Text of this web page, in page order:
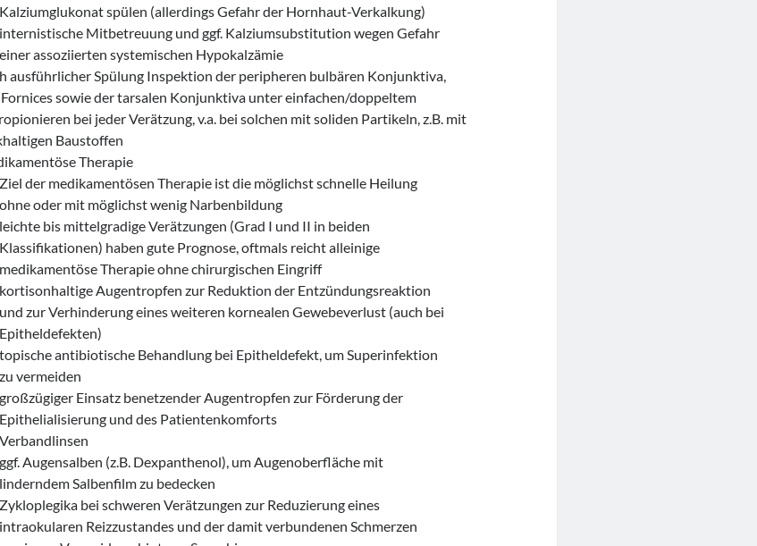
Kalziumglukonat spülen (allerdings Gefahr der Hornhaut-Verkalkung)
internistische Mitbetreuung und ggf. Kalziumsubstitution wegen Gefahr
einer assoziierten systemischen Hypokalzämie
ausführlicher Spülung Inspektion der peripheren bulbären Konjunktiva,
sowie der tarsalen Konjunktiva unter einfachen/doppeltem
bei jeder Verätzung, v.a. bei solchen mit soliden Partikeln, z.B. mit
Baustoffen
Therapie
Ziel der medikamentösen Therapie ist die möglichst schnelle Heilung
ohne oder mit möglichst wenig Narbenbildung
leichte bis mittelgradige Verätzungen (Grad I und II in beiden
Klassifikationen) haben gute Prognose, oftmals reicht alleinige
medikamentöse Therapie ohne chirurgischen Eingriff
kortisonhaltige Augentropfen zur Reduktion der Entzündungsreaktion
und zur Verhinderung eines weiteren kornealen Gewebeverlust (auch bei
Epitheldefekten)
topische antibiotische Behandlung bei Epitheldefekt, um Superinfektion
zu vermeiden
großzügiger Einsatz benetzender Augentropfen zur Förderung der
Epithelialisierung und des Patientenkomforts
Verbandlinsen
ggf. Augensalben (z.B. Dexpanthenol), um Augenoberfläche mit
linderndem Salbenfilm zu bedecken
Zykloplegika bei schweren Verätzungen zur Reduzierung eines
intraokularen Reizzustandes und der damit verbundenen Schmerzen